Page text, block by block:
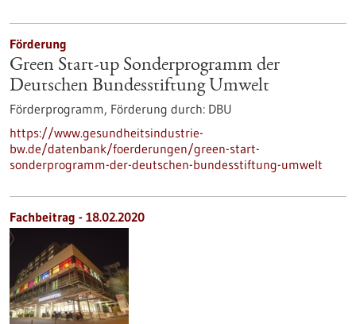
Förderung
Green Start-up Sonderprogramm der
Deutschen Bundesstiftung Umwelt
Förderprogramm, Förderung durch: DBU
https://www.gesundheitsindustrie-
bw.de/datenbank/foerderungen/green-start-
sonderprogramm-der-deutschen-bundesstiftung-umwelt
Fachbeitrag - 18.02.2020